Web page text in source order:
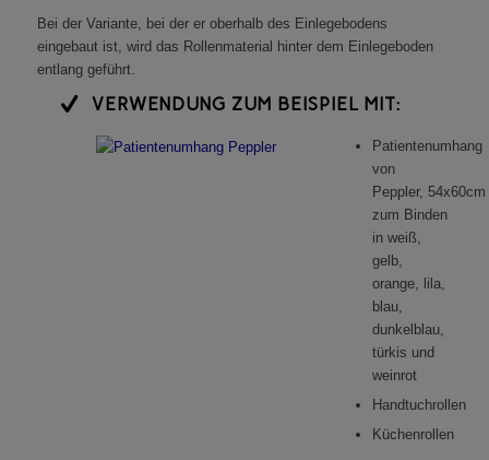
Bei der Variante, bei der er oberhalb des Einlegebodens
eingebaut ist, wird das Rollenmaterial hinter dem Einlegeboden
entlang geführt.
VERWENDUNG ZUM BEISPIEL MIT:
Patientenumhang
von
Peppler, 54x60cm
zum Binden
in weiß,
gelb,
orange, lila,
blau,
dunkelblau,
türkis und
weinrot
Handtuchrollen
Küchenrollen